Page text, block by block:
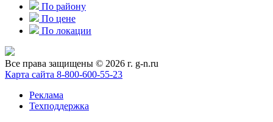
По району
По цене
По локации
Все права защищены © 2026 г. g-n.ru
Карта сайта 8-800-600-55-23
Реклама
Техподдержка